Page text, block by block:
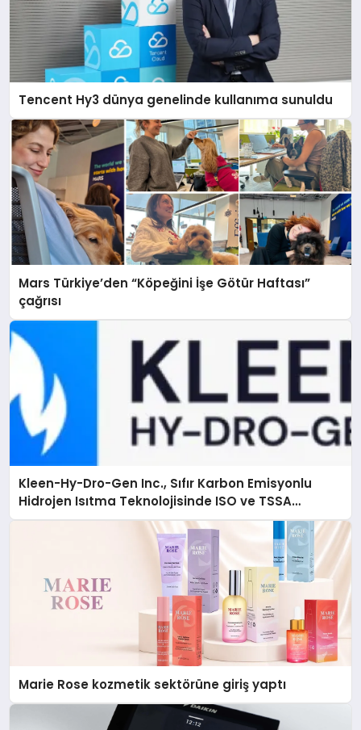
Tencent Hy3 dünya genelinde kullanıma sunuldu
Mars Türkiye’den “Köpeğini İşe Götür Haftası”
çağrısı
Kleen-Hy-Dro-Gen Inc., Sıfır Karbon Emisyonlu
Hidrojen Isıtma Teknolojisinde ISO ve TSSA
Düzenleyici Onaylarını Aldı
Marie Rose kozmetik sektörüne giriş yaptı